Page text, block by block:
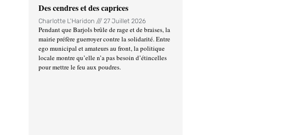
Des cendres et des caprices
Charlotte L'Haridon 27 Juillet 2026
Pendant que Barjols brûle de rage et de braises, la
mairie préfère guerroyer contre la solidarité. Entre
ego municipal et amateurs au front, la politique
locale montre qu’elle n’a pas besoin d’étincelles
pour mettre le feu aux poudres.